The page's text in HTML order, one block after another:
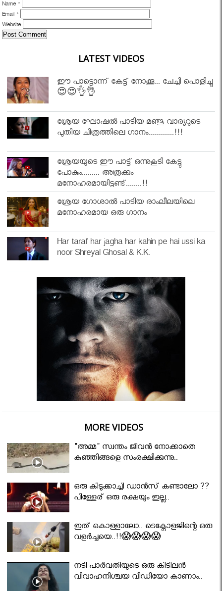
Name *
Email *
Website
LATEST VIDEOS
ഈ പാട്ടൊന്ന് കേട്ട് നോക്കൂ... ചേച്ചി പൊളിച്ചു
😍😍👌👌
ശ്രേയ ഘോഷൽ പാടിയ മഞ്ജു വാര്യറുടെ
പുതിയ ചിത്രത്തിലെ ഗാനം.............!!!
ശ്രേയയുടെ ഈ പാട്ട് ഒന്നുകൂടി കേട്ടു
പോകും......... അത്രക്കും
മനോഹരമായിട്ടുണ്ട്........!!
ശ്രേയ ഗോശാൽ പാടിയ രാംലീലയിലെ
മനോഹരമായ ഒരു ഗാനം
Har taraf har jagha har kahin pe hai ussi ka
noor Shreyal Ghosal & K.K.
MORE VIDEOS
"അമ്മ" സ്വന്തം ജീവൻ നോക്കാതെ
കുഞ്ഞിങ്ങളെ സംരക്ഷിക്കുന്നു..
ഒരു കിടുക്കാച്ചി ഡാൻസ് കണ്ടാലോ ??
പിള്ളേര് ഒരു രക്ഷയും ഇല്ല..
ഇത് കൊള്ളാലോ.. ടെക്നോളജിന്റെ ഒരു
വളർച്ചയെ..!!😱😱😱😱
നടി പാർവതിയുടെ ഒരു കിടിലൻ
വിവാഹനിശ്ചയ വീഡിയോ കാണാം..